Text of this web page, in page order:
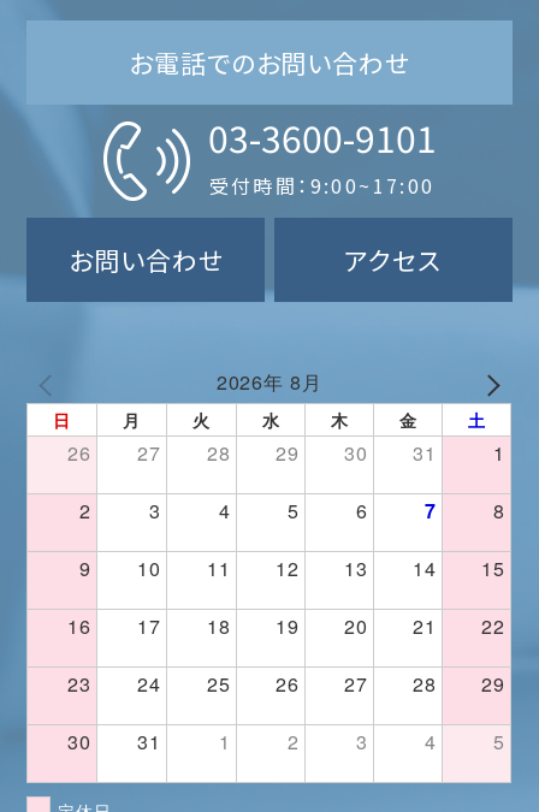
お電話でのお問い合わせ
03-3600-9101
受付時間：9:00~17:00
お問い合わせ アクセス
2026年 8月
日 月 火 水 木 金 土
26 27 28 29 30 31 1
2 3 4 5 6 7 8
9 10 11 12 13 14 15
16 17 18 19 20 21 22
23 24 25 26 27 28 29
30 31 1 2 3 4 5